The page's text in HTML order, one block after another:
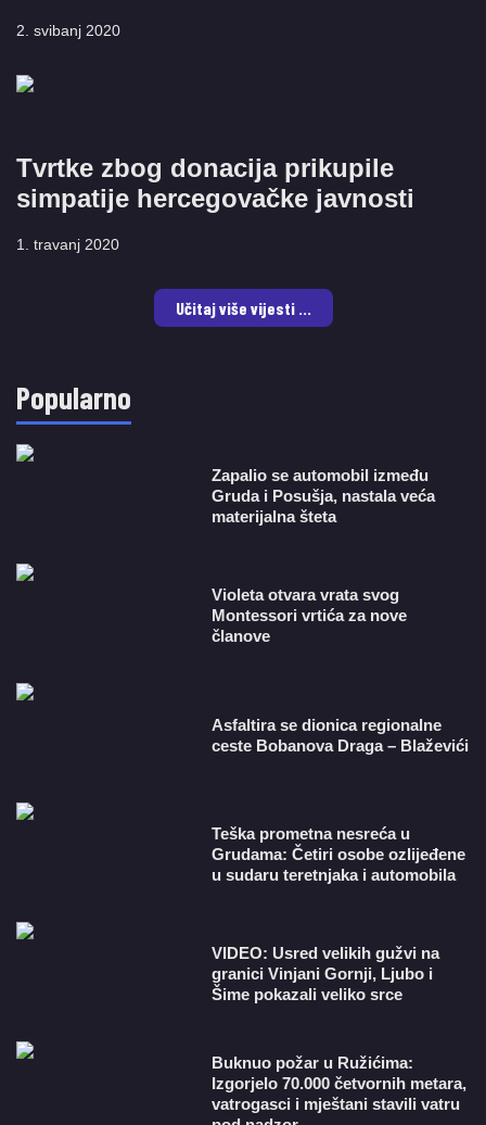
2. svibanj 2020
Tvrtke zbog donacija prikupile
simpatije hercegovačke javnosti
1. travanj 2020
Učitaj više vijesti ...
Popularno
Zapalio se automobil između
Gruda i Posušja, nastala veća
materijalna šteta
Violeta otvara vrata svog
Montessori vrtića za nove
članove
Asfaltira se dionica regionalne
ceste Bobanova Draga – Blaževići
Teška prometna nesreća u
Grudama: Četiri osobe ozlijeđene
u sudaru teretnjaka i automobila
VIDEO: Usred velikih gužvi na
granici Vinjani Gornji, Ljubo i
Šime pokazali veliko srce
Buknuo požar u Ružićima:
Izgorjelo 70.000 četvornih metara,
vatrogasci i mještani stavili vatru